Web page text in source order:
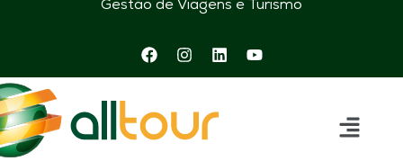
Gestão de Viagens e Turismo